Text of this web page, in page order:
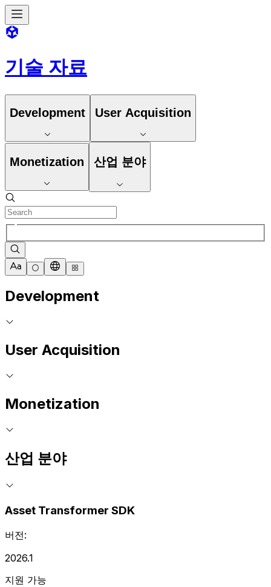
기술 자료
Development User Acquisition
Monetization 산업 분야
Development
User Acquisition
Monetization
산업 분야
Asset Transformer SDK
버전:
2026.1
지원 가능